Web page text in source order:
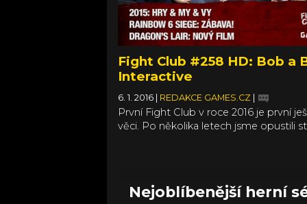
Fight Club #258 HD: Bob a
Interactive
6. 1. 2016 REDAKCE GAMES.CZ
První Fight Club v roce 2016 je první
věci. Po několika letech jsme opustili
vměstnané mezi stoly, vůbec vešli,
Nejoblíbenější herní